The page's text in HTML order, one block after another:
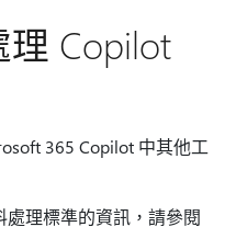
理 Copilot
365 Copilot 中其他工
處理標準的資訊，請參閱